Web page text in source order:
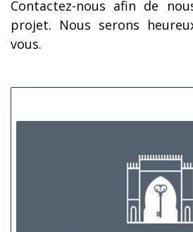
Contactez-nous afin de
projet. Nous serons
vous.